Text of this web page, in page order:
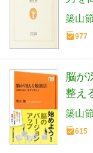
築山節
977
脳が
整え
築山節
615